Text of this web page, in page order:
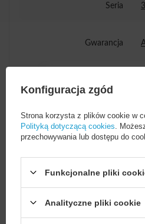
Seria
Gwarancja
towaru w cm
Głębokość opakowania
towaru w cm
Szerokość opakowania
towaru w cm
Konfiguracja zgód
Strona korzysta z plików cookie w
Polityką dotyczącą cookies .
przechowywania lub dostępu do
Funkcjonalne pliki
Analityczne pliki cookie